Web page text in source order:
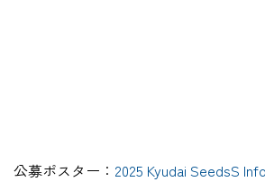
公募ポスター： 2025 Kyudai SeedsS